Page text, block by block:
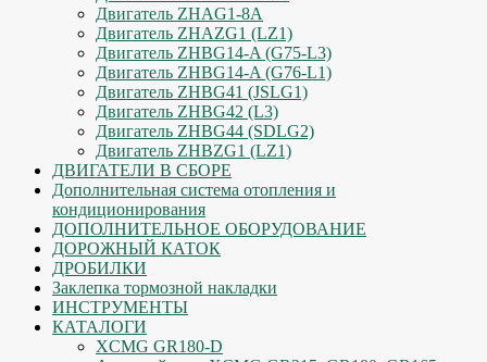
Двигатель ZHAG1-8A
Двигатель ZHAZG1 (LZ1)
Двигатель ZHBG14-A (G75-L3)
Двигатель ZHBG14-A (G76-L1)
Двигатель ZHBG41 (JSLG1)
Двигатель ZHBG42 (L3)
Двигатель ZHBG44 (SDLG2)
Двигатель ZHBZG1 (LZ1)
ДВИГАТЕЛИ В СБОРЕ
Дополнительная система отопления и
кондиционирования
ДОПОЛНИТЕЛЬНОЕ ОБОРУДОВАНИЕ
ДОРОЖНЫЙ КАТОК
ДРОБИЛКИ
Заклепка тормозной накладки
ИНСТРУМЕНТЫ
КАТАЛОГИ
XCMG GR180-D